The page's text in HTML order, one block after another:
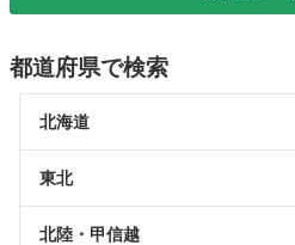
都道府県で検索
北海道
東北
北陸・甲信越